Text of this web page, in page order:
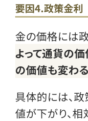
要因4.政策金利
金の価格には
よって通貨の
の価値も変わ
具体的には、
値が下がり、